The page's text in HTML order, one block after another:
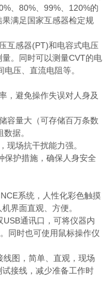
、80%、99%、120%的
满足国家互感器检定规
互感器(PT)和电容式电压
。同时可以测量CVT的电
压、直流电阻等。
，避免操作失误对人身及
容量大（可存储百万条数
据。
现场抗干扰能力强。
保护措施，确保人身安全
系统，人性化彩色触摸
界面直观、方便。
通讯口，可将仪器内
同时也可使用鼠标操作仪
图，简单、直观，现场
接线，减少准备工作时